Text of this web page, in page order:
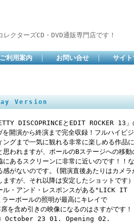
クターズCD・DVD通販専門店です！
ご利用案内 ｜ お問い合せ ｜ サイト
Version
DISCOPRINCEとEDIT ROCKER 13」
開演から終演まで完全収録！フルハイビジ
グまで一気に観れる非常に楽しめる作品
われますが、ポールのBステージへの移動
あるスクリーンに非常に近いのです！！
がないのです。(開演直後あたりはカメラ
すが、それ以降は安定したショットです
ル・アンド・レスポンスがある"LICK IT
ーボールの照明が最高にキレイで
含め引きの映像になるのはさすがです！
23 01. Opening 02.